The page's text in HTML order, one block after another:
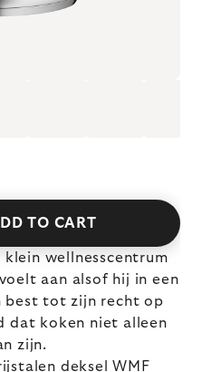
TO CART
klein wellnesscentrum
aan alsof hij in een
best tot zijn recht op
dat koken niet alleen
zijn.
deksel WMF